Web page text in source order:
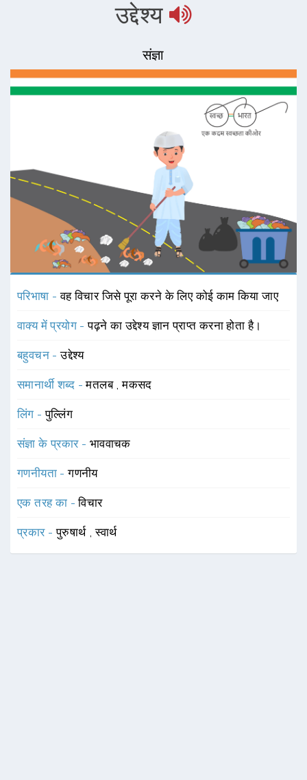
उद्देश्य
संज्ञा
परिभाषा -वह विचार जिसे पूरा करने के लिए कोई काम किया जाए
वाक्य में प्रयोग -पढ़ने का उद्देश्य ज्ञान प्राप्त करना होता है।
बहुवचन -उद्देश्य
समानार्थी शब्द -मतलब ,मकसद
लिंग -पुल्लिंग
संज्ञा के प्रकार - भाववाचक
गणनीयता -गणनीय
एक तरह का -विचार
प्रकार -पुरुषार्थ ,स्वार्थ